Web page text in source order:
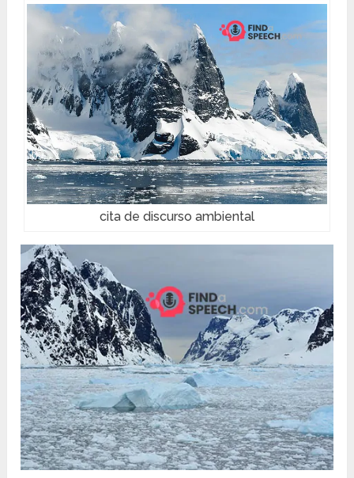
cita de discurso ambiental